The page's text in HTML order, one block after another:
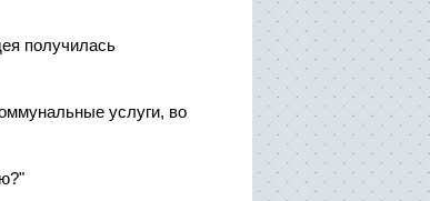
получилась
услуги, во